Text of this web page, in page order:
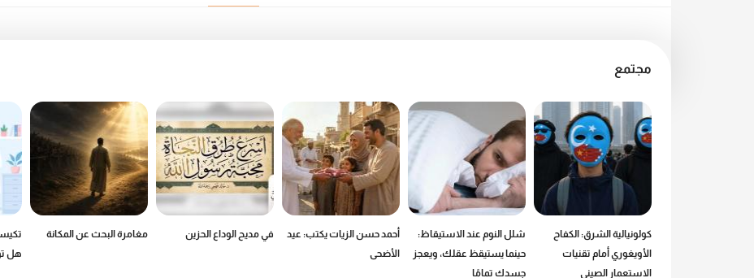
مجتمع
كولونيالية الشرق: الكفاح
الأويغوري أمام تقنيات
الاستعمار الصيني
شلل النوم عند الاستيقاظ:
حينما يستيقظ عقلك، ويعجز
جسدك تمامًا
أحمد حسن الزيات يكتب: عيد
الأضحى
في مديح الوداع الحزين مغامرة البحث عن المكانة
هل